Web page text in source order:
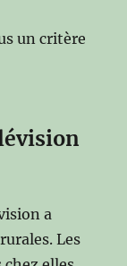
un critère
a
Les